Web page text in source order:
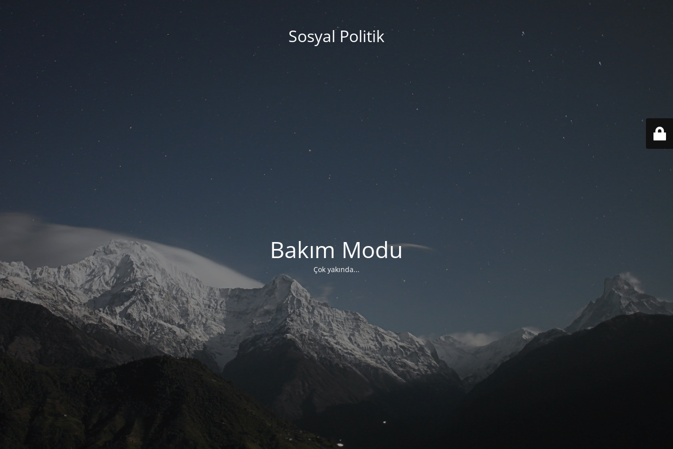
Sosyal Politik
Bakım Modu
Çok yakında...